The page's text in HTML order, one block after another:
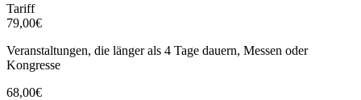
Tariff
79,00€
Veranstaltungen, die länger als 4 Tage dauern, Messen oder
Kongresse
68,00€